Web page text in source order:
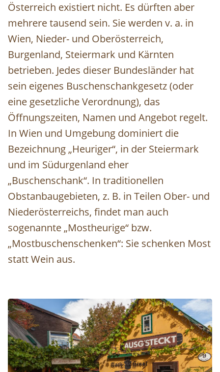
Österreich existiert nicht. Es dürften aber
mehrere tausend sein. Sie werden v. a. in
Wien, Nieder- und Oberösterreich,
Burgenland, Steiermark und Kärnten
betrieben. Jedes dieser Bundesländer hat
sein eigenes Buschenschankgesetz (oder
eine gesetzliche Verordnung), das
Öffnungszeiten, Namen und Angebot regelt.
In Wien und Umgebung dominiert die
Bezeichnung „Heuriger“, in der Steiermark
und im Südurgenland eher
„Buschenschank“. In traditionellen
Obstanbaugebieten, z. B. in Teilen Ober- und
Niederösterreichs, findet man auch
sogenannte „Mostheurige“ bzw.
„Mostbuschenschenken“: Sie schenken Most
statt Wein aus.
Image